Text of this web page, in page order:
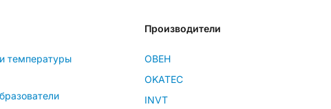
температуры
Производители
ОВЕН
OKATEC
INVT